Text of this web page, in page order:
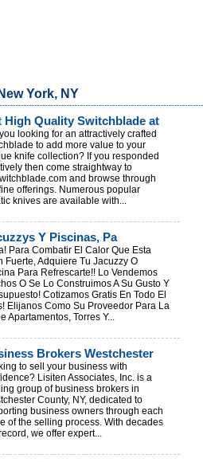
York, NY
High Quality Switchblade at
Rates
looking for an attractively crafted
to add more value to your
knife collection? If you responded
then come straightway to
and browse through
offerings. Numerous popular
knives are available with...
Y Piscinas, Pa
El Calor, Venta Y
Rd!!!
Para Combatir El Calor Que Esta
Fuerte, Adquiere Tu Jacuzzy O
Para Refrescarte!! Lo Vendemos
O Se Lo Construimos A Su Gusto Y
Cotizamos Gratis En Todo El
Elijanos Como Su Proveedor Para La
Apartamentos, Torres Y...
Brokers Westchester
to sell your business with
Lisiten Associates, Inc. is a
group of business brokers in
County, NY, dedicated to
business owners through each
of the selling process. With decades
we offer expert...